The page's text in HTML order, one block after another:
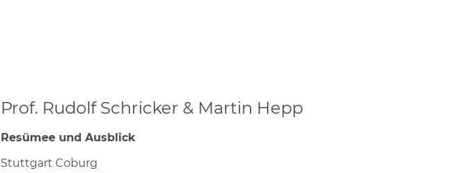
Prof. Rudolf Schricker & Martin Hepp
Resümee und Ausblick
Stuttgart Coburg